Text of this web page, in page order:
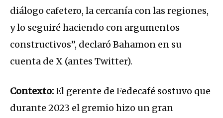
diálogo cafetero, la cercanía con las regiones,
y lo seguiré haciendo con argumentos
constructivos”, declaró Bahamon en su
cuenta de X (antes Twitter).
Contexto:El gerente de Fedecafé sostuvo que
durante 2023 el gremio hizo un gran